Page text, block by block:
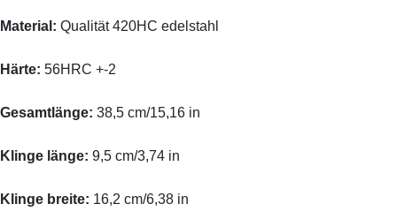
Material: Qualität 420HC edelstahl
Härte: 56HRC +-2
Gesamtlänge: 38,5 cm/15,16 in
Klinge länge: 9,5 cm/3,74 in
Klinge breite: 16,2 cm/6,38 in